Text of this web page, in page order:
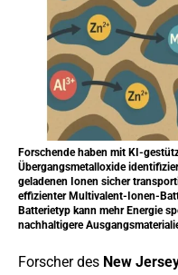
Forschende haben mit KI-
Übergangsmetalloxide
geladenen Ionen sicher
effizienter Multivalent-Ionen-
Batterietyp kann mehr Energie
nachhaltigere
Forscher des New